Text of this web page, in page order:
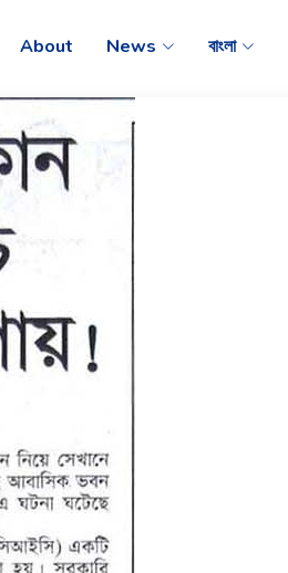
About News বাংলা